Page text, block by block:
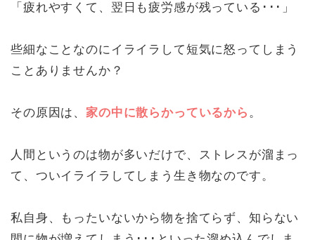
「疲れやすくて、翌日も疲労感が残っている･･･」
些細なことなのにイライラして短気に怒ってしまう
ことありませんか？
その原因は、家の中に散らかっているから 。
人間というのは物が多いだけで、ストレスが溜まっ
て、ついイライラしてしまう生き物なのです。
私自身、もったいないから物を捨てらず、知らない